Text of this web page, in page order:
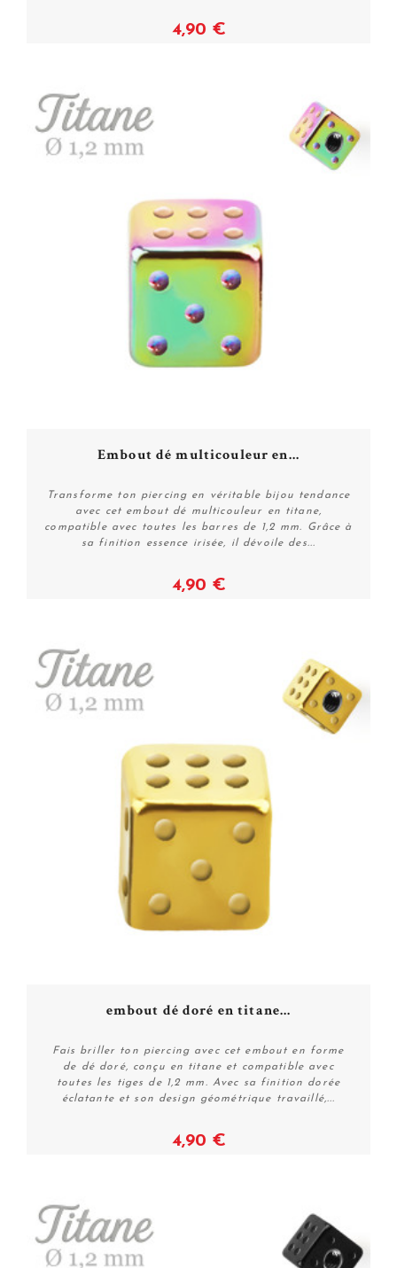
Voir
4,90 €
Voir
Embout dé multicouleur en...
Transforme ton piercing en véritable bijou tendance
avec cet embout dé multicouleur en titane,
compatible avec toutes les barres de 1,2 mm. Grâce à
sa finition essence irisée, il dévoile des...
4,90 €
Voir
embout dé doré en titane...
Fais briller ton piercing avec cet embout en forme
de dé doré, conçu en titane et compatible avec
toutes les tiges de 1,2 mm. Avec sa finition dorée
éclatante et son design géométrique travaillé,...
4,90 €